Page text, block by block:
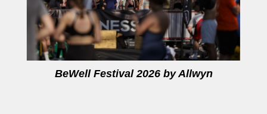
BeWell Festival 2026 by Allwyn